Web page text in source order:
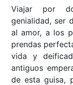
Viajar por
genialidad, ser
al amor, a los
prendas
vida y
antiguos
de esta guisa,